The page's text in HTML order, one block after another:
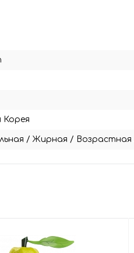
/ Жирная / Возрастная